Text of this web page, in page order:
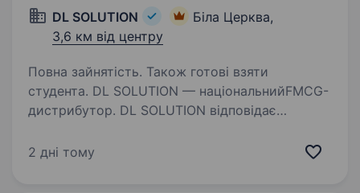
DL SOLUTION
Біла Церква,
3,6 км від центру
Повна зайнятість. Також готові взяти
студента. DL SOLUTION — національнийFMCG-
дистрибутор. DL SOLUTION відповідає
етапи процесу постачання товарів у сегменті
2 дні тому